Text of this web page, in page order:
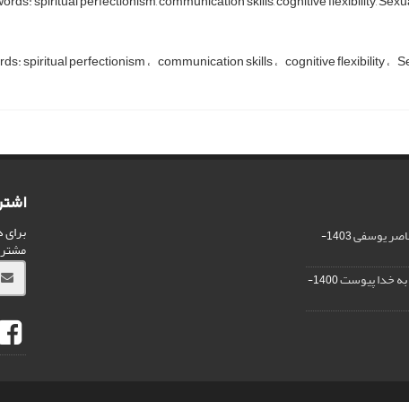
spiritual perfectionism communication skills cognitive flexibility
یوسفی
1403-
به خدا پیوست
1400-